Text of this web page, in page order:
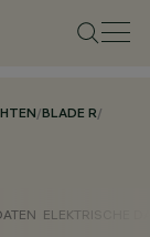
/BLADE R/
ELEKTRISCHE